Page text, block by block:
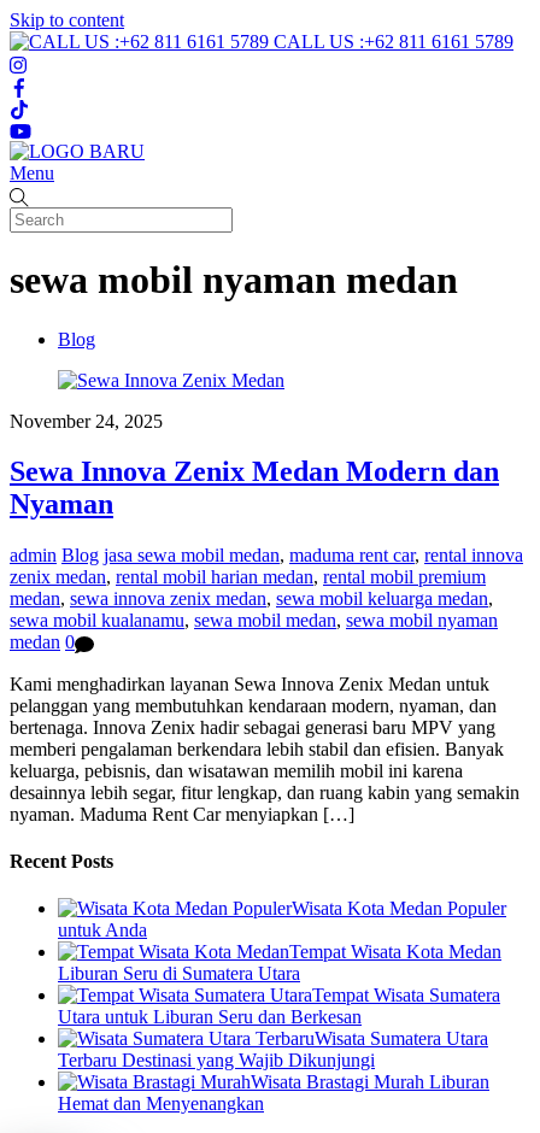
Skip to content
CALL US :+62 811 6161 5789
Menu
sewa mobil nyaman medan
Blog
November 24, 2025
Sewa Innova Zenix Medan Modern dan
Nyaman
admin Blog jasa sewa mobil medan, maduma rent car, rental innova
zenix medan, rental mobil harian medan, rental mobil premium
medan, sewa innova zenix medan, sewa mobil keluarga medan,
sewa mobil kualanamu, sewa mobil medan, sewa mobil nyaman
medan 0
Kami menghadirkan layanan Sewa Innova Zenix Medan untuk
pelanggan yang membutuhkan kendaraan modern, nyaman, dan
bertenaga. Innova Zenix hadir sebagai generasi baru MPV yang
memberi pengalaman berkendara lebih stabil dan efisien. Banyak
keluarga, pebisnis, dan wisatawan memilih mobil ini karena
desainnya lebih segar, fitur lengkap, dan ruang kabin yang semakin
nyaman. Maduma Rent Car menyiapkan […]
Recent Posts
Wisata Kota Medan Populer
untuk Anda
Tempat Wisata Kota Medan
Liburan Seru di Sumatera Utara
Tempat Wisata Sumatera
Utara untuk Liburan Seru dan Berkesan
Wisata Sumatera Utara
Terbaru Destinasi yang Wajib Dikunjungi
Wisata Brastagi Murah Liburan
Hemat dan Menyenangkan